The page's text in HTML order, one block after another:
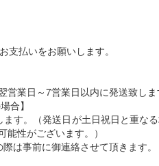
払いをお願いします。
営業日～7営業日以内に発送致し
合】
す。（発送日が土日祝日と重な
性がございます。）
は事前に御連絡させて頂きます。